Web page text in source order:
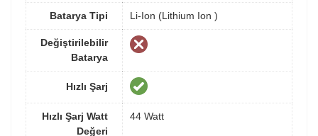
Batarya Tipi Li-Ion (Lithium Ion )
Değiştirilebilir
Batarya
Hızlı Şarj
Hızlı Şarj Watt
Değeri
44 Watt